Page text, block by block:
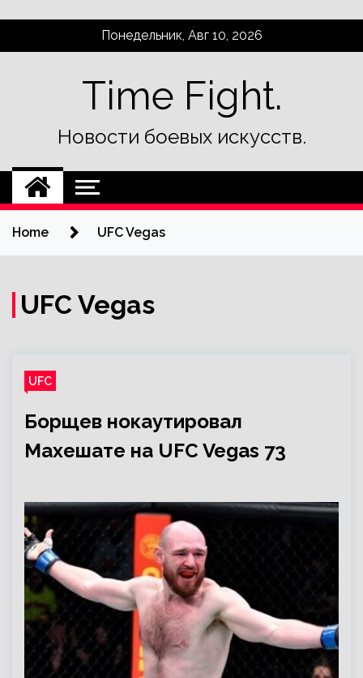
Понедельник, Авг 10, 2026
Time Fight.
Новости боевых искусств.
Home UFC Vegas
UFC Vegas
UFC
Борщев нокаутировал
Махешате на UFC Vegas 73